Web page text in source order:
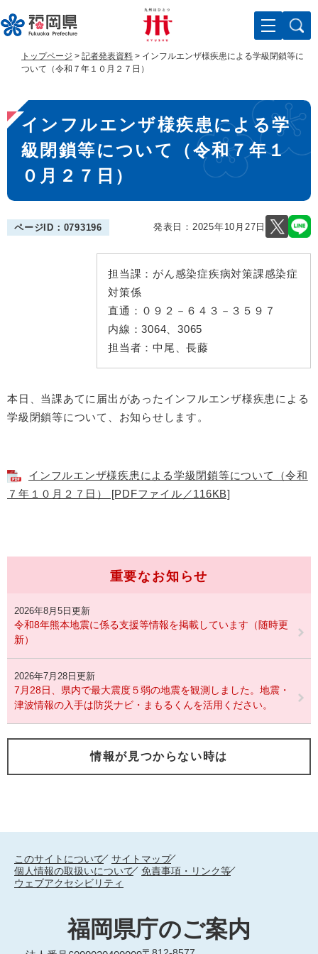
ー
ジ
す
。
ニ
ュ
し
て
トップページ > 記者発表資料 > インフルエンザ様疾患による学級閉鎖等に
ついて（令和７年１０月２７日）
本
文
インフルエンザ様疾患による学
級閉鎖等について（令和７年１
０月２７日）
ページID：0793196 発表日： 2025年10月27日
担当課： がん感染症疾病対策課感染症
対策係
直通： ０９２－６４３－３５９７
内線：3064、3065
担当者： 中尾、長藤
本日、当課あてに届出があったインフルエンザ様疾患による
学級閉鎖等について、お知らせします。
インフルエンザ様疾患による学級閉鎖等について（令和
７年１０月２７日） [PDFファイル／116KB]
重要なお知らせ
2026年8月5日更新
令和8年熊本地震に係る支援等情報を掲載しています（随時更
新）
2026年7月28日更新
7月28日、県内で最大震度５弱の地震を観測しました。地震・
津波情報の入手は防災ナビ・まもるくんを活用ください。
情報が見つからない時は
このサイトについて
サイトマップ
個人情報の取扱いについて
免責事項・リンク等
ウェブアクセシビリティ
福岡県庁のご案内